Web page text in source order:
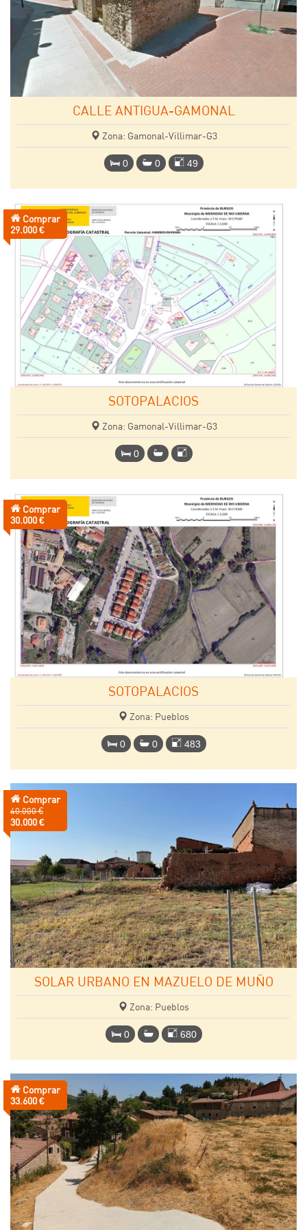
CALLE ANTIGUA-GAMONAL
Zona: Gamonal-Villimar-G3
0 0 49
SOTOPALACIOS
Comprar
Precio:
29.000 €
Zona: Gamonal-Villimar-G3
0
SOTOPALACIOS
Comprar
Precio:
30.000 €
Zona: Pueblos
0 0 483
SOLAR URBANO EN MAZUELO DE MUÑO
Comprar
Precio
anterior:
40.000 €
Precio:
30.000 €
Zona: Pueblos
0 680
Comprar
Precio:
33.600 €